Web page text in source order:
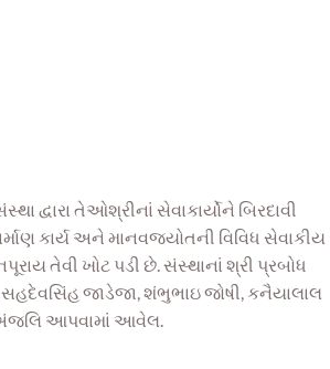
દ્વારા તેઓશ્રીનાં સેવાકાર્યોને બિરદાવી
કાર્ય અને માનવજ્યોતની વિવિધ સેવાકીય
તેવી ખોટ પડી છે. સંસ્થાનાં શ્રી પ્રબોધ
સહદેવસિંહ જાડેજા, શંભુભાઇ જોષી, કનૈયાલાલ
અંજલિ આપવામાં આવેલ.